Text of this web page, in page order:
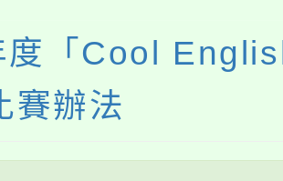
度「Cool
賽辦法